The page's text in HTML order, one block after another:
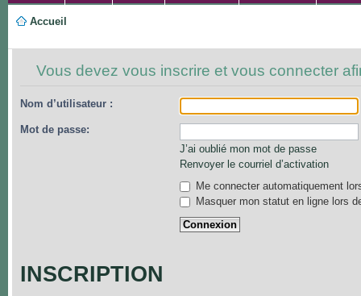
Accueil
Vous devez vous inscrire et vous connecter
Nom d’utilisateur :
Mot de passe:
J’ai oublié mon mot de passe
Renvoyer le courriel d’activation
Me connecter automatiquement
Masquer mon statut en ligne lors
INSCRIPTION